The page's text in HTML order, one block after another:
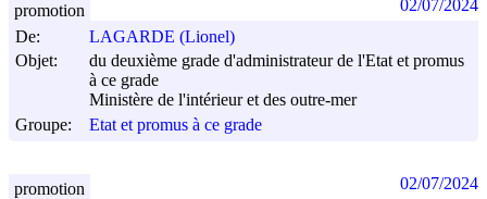
De:
LAGARDE (Lionel)
Objet:
du deuxième grade d'administrateur de l'Etat et promus
à ce grade
Ministère de l'intérieur et des outre-mer
Groupe:
Etat et promus à ce grade
promotion 02/07/2024
promotion 02/07/2024